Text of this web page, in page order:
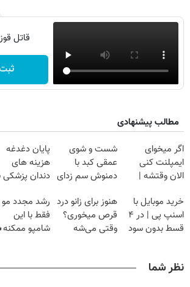
قاتل
مطالب پیشنهادی
اگر میخوای
ایمپلنت کنی
الان وقتشه |
میلیون تومان!!!
شست و شوی
عمقی کبد با
دمنوش سم زدای
پایان دغدغه
هزینه های
دندان پزشکی
خانگی
خرید موبایل با
اسنپ پی | در ۴
قسط بدون سود
هنوز برای زانو درد
قرص میخوری؟
وقتی می‌شه
رشد مجدد مو
فقط با این
شامپو
نظر شما